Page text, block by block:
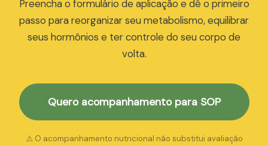
Preencha o formulário de aplicação e dê o primeiro
passo para reorganizar seu metabolismo, equilibrar
seus hormônios e ter controle do seu corpo de
volta.
Quero acompanhamento para SOP
⚠️ O acompanhamento nutricional não substitui avaliação